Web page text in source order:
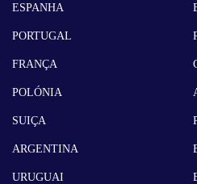
ESPANHA
PORTUGAL
FRANÇA
POLÓNIA
SUIÇA
ARGENTINA
URUGUAI